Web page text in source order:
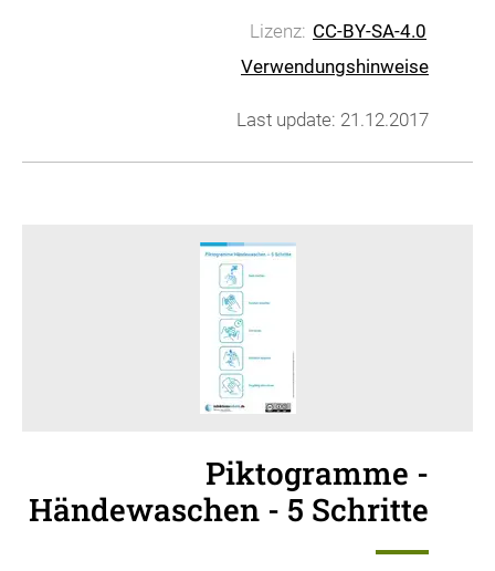
Lizenz: CC-BY-SA-4.0
Verwendungshinweise
Last update: 21.12.2017
Piktogramme -
Händewaschen - 5 Schritte